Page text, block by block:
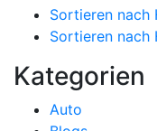
Sortieren nach
Sortieren nach
Kategorien
Auto